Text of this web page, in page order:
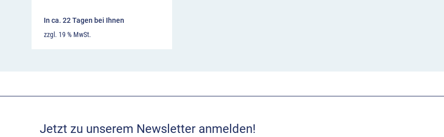
In ca. 22 Tagen bei Ihnen
zzgl. 19 % MwSt.
Jetzt zu unserem Newsletter anmelden!